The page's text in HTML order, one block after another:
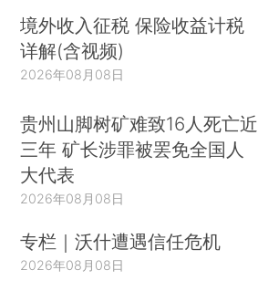
境外收入征税 保险收益计税
详解(含视频)
2026年08月08日
贵州山脚树矿难致16人死亡近
三年 矿长涉罪被罢免全国人
大代表
2026年08月08日
专栏｜沃什遭遇信任危机
2026年08月08日